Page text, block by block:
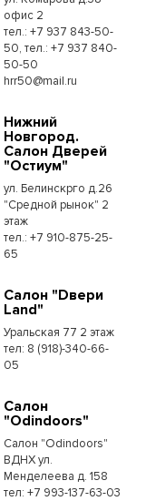
офис 2
тел.: +7 937 843-50-
50, тел.: +7 937 840-
50-50
hrr50@mail.ru
Нижний
Новгород.
Салон Дверей
"Остиум"
ул. Белинскрго д.26
"Средной рынок" 2
этаж
тел.: +7 910-875-25-
65
Салон "Dвери
Land"
Уральская 77 2 этаж
тел: 8 (918)-340-66-
05
Салон
"Odindoors"
Салон "Odindoors"
ВДНХ ул.
Менделеева д. 158
тел: +7 993-137-63-03